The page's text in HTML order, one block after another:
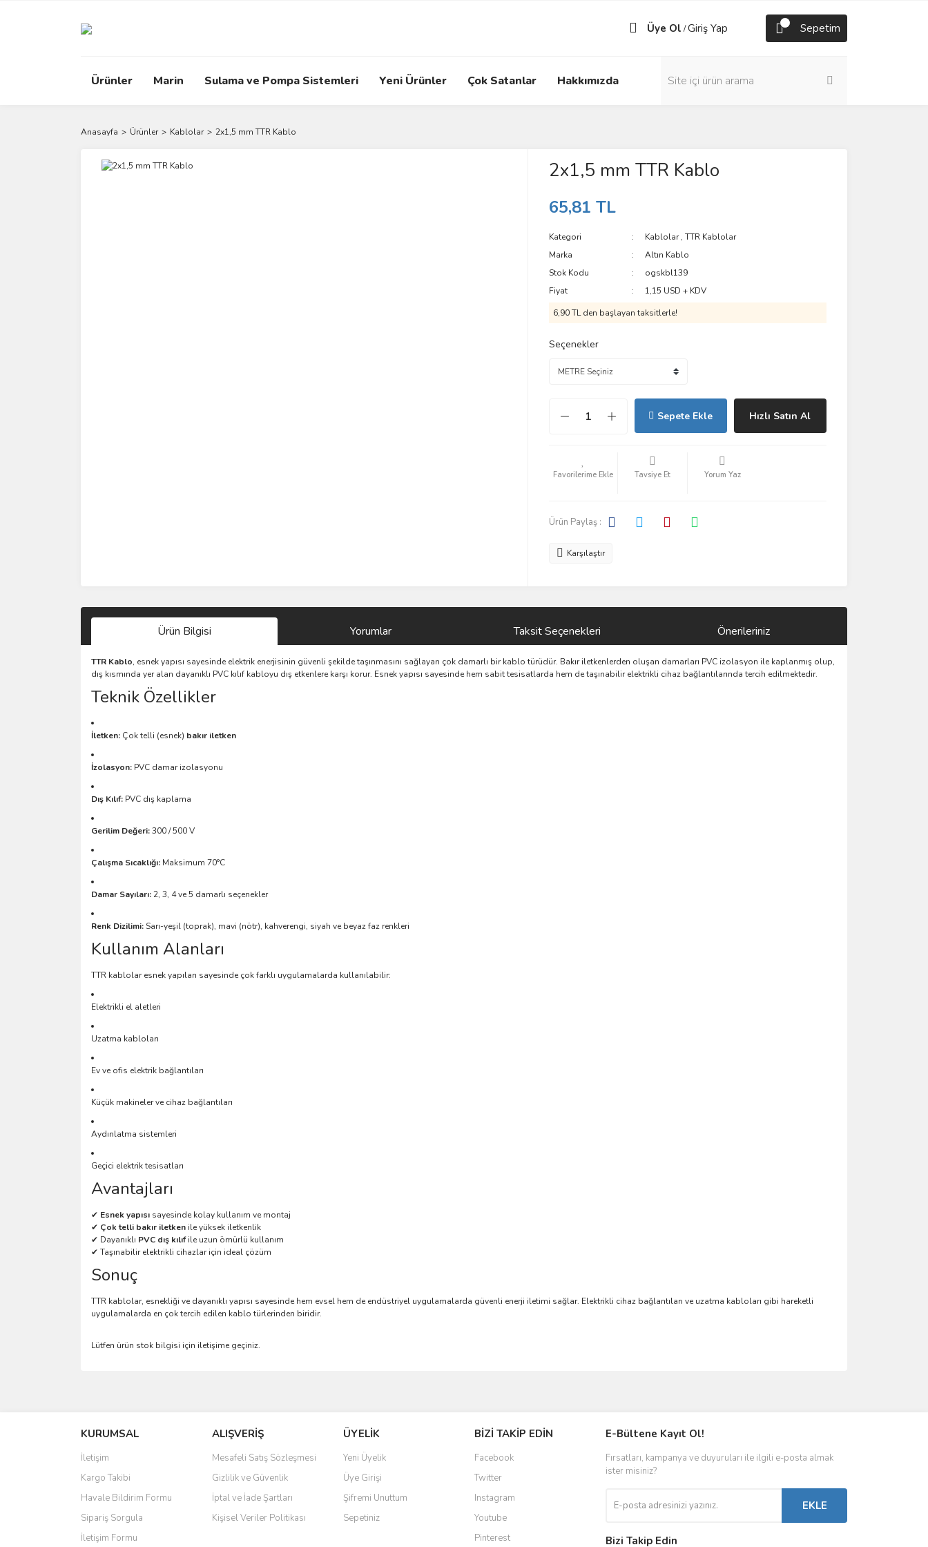
Üye Ol /Giriş Yap Sepetim
Ürünler Marin Sulama ve Pompa Sistemleri Yeni Ürünler Çok Satanlar Hakkımızda
Anasayfa Ürünler Kablolar 2x1,5 mm TTR Kablo
2x1,5 mm TTR Kablo
65,81 TL
Kategori Kablolar,TTR Kablolar
Marka
Altın Kablo
Stok Kodu
ogskbl139
Fiyat
1,15 USD + KDV
6,90 TL den başlayan taksitlerle!
Seçenekler
Sepete Ekle Hızlı Satın Al
Tavsiye Et Yorum Yaz
Ürün Paylaş :
Karşılaştır
Ürün Bilgisi Yorumlar Taksit Seçenekleri Önerileriniz
TTR Kablo, esnek yapısı sayesinde elektrik enerjisinin güvenli şekilde taşınmasını sağlayan çok damarlı bir kablo türüdür. Bakır iletkenlerden oluşan damarları PVC izolasyon ile kaplanmış olup,
dış kısmında yer alan dayanıklı PVC kılıf kabloyu dış etkenlere karşı korur. Esnek yapısı sayesinde hem sabit tesisatlarda hem de taşınabilir elektrikli cihaz bağlantılarında tercih edilmektedir.
Teknik Özellikler
İletken: Çok telli (esnek) bakır iletken
İzolasyon: PVC damar izolasyonu
Dış Kılıf: PVC dış kaplama
Gerilim Değeri:300 / 500 V
Çalışma Sıcaklığı: Maksimum 70°C
Damar Sayıları:2, 3, 4 ve 5 damarlı seçenekler
Renk Dizilimi:Sarı-yeşil (toprak), mavi (nötr), kahverengi, siyah ve beyaz faz renkleri
Kullanım Alanları
TTR kablolar esnek yapıları sayesinde çok farklı uygulamalarda kullanılabilir:
Elektrikli el aletleri
Uzatma kabloları
Ev ve ofis elektrik bağlantıları
Küçük makineler ve cihaz bağlantıları
Aydınlatma sistemleri
Geçici elektrik tesisatları
Avantajları
✔ Esnek yapısı sayesinde kolay kullanım ve montaj
✔ Çok telli bakır iletken ile yüksek iletkenlik
✔ Dayanıklı PVC dış kılıfile uzun ömürlü kullanım
✔ Taşınabilir elektrikli cihazlar için ideal çözüm
Sonuç
TTR kablolar, esnekliği ve dayanıklı yapısı sayesinde hem evsel hem de endüstriyel uygulamalarda güvenli enerji iletimi sağlar. Elektrikli cihaz bağlantıları ve uzatma kabloları gibi hareketli
uygulamalarda en çok tercih edilen kablo türlerinden biridir.
Lütfen ürün stok bilgisi için iletişime geçiniz.
Ürün resmi kalitesiz, bozuk veya görüntülenemiyor.
Ürün açıklamasında eksik bilgiler bulunuyor.
Ürün bilgilerinde hatalar bulunuyor.
Ürün fiyatı diğer sitelerden daha pahalı.
Bu ürüne benzer farklı alternatifler olmalı.
KURUMSAL
İletişim
Kargo Takibi
Havale Bildirim Formu
Sipariş Sorgula
İletişim Formu
ALIŞVERİŞ
Mesafeli Satış Sözleşmesi
Gizlilik ve Güvenlik
İptal ve İade Şartları
Kişisel Veriler Politikası
ÜYELİK
Yeni Üyelik
Üye Girişi
Şifremi Unuttum
Sepetiniz
BİZİ TAKİP EDİN
Facebook
Twitter
Instagram
Youtube
Pinterest
E-Bültene Kayıt Ol!
Fırsatları, kampanya ve duyuruları ile ilgili e-posta almak
ister misiniz?
EKLE
Bizi Takip Edin